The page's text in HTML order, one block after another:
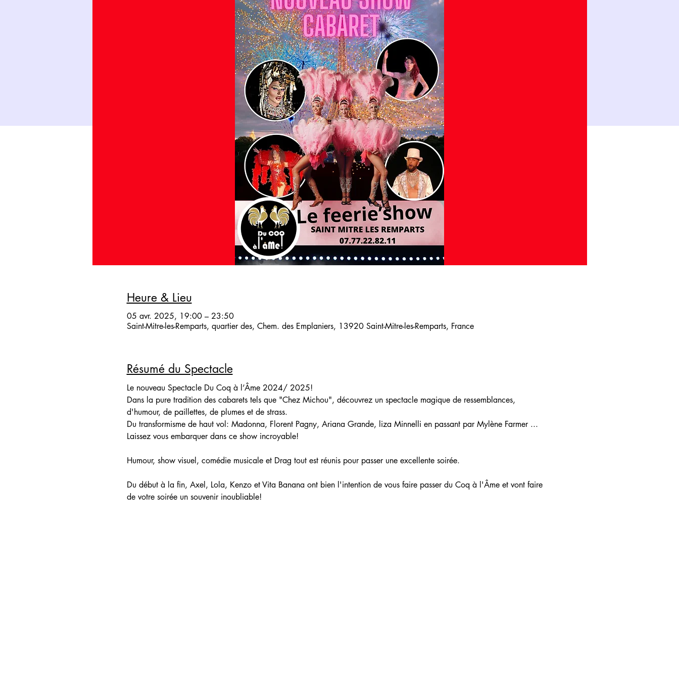
Heure & Lieu
05 avr. 2025, 19:00 – 23:50
Saint-Mitre-les-Remparts, quartier des, Chem. des Emplaniers, 13920 Saint-Mitre-les-Remparts, France
Résumé du Spectacle
Le nouveau Spectacle Du Coq à l’Âme 2024/ 2025!
Dans la pure tradition des cabarets tels que "Chez Michou", découvrez un spectacle magique de ressemblances,
d'humour, de paillettes, de plumes et de strass.
Du transformisme de haut vol: Madonna, Florent Pagny, Ariana Grande, liza Minnelli en passant par Mylène Farmer ...
Laissez vous embarquer dans ce show incroyable!
Humour, show visuel, comédie musicale et Drag tout est réunis pour passer une excellente soirée.
Du début à la fin, Axel, Lola, Kenzo et Vita Banana ont bien l'intention de vous faire passer du Coq à l'Âme et vont faire
de votre soirée un souvenir inoubliable!